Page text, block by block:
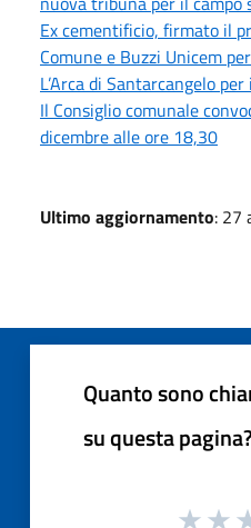
Ex cementificio, firmato il
Comune e Buzzi Unicem
L’Arca di Santarcangelo
Il Consiglio comunale
dicembre alle ore 18,30
Ultimo aggiornamento: 27
Quanto sono
su questa